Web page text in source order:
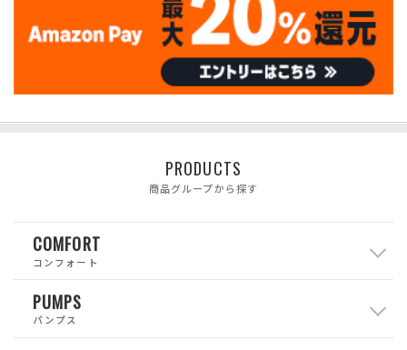
PRODUCTS
商品グループから探す
COMFORT
コンフォート
PUMPS
パンプス